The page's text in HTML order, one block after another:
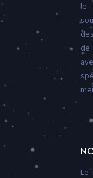
le
de
Le